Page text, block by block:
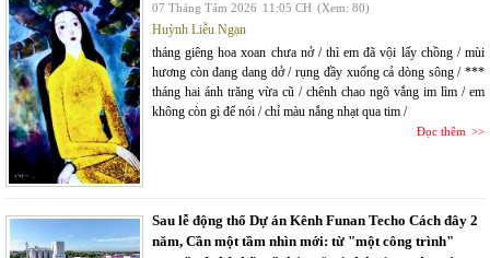
07 Tháng Tám 2026 11:05 CH (Xem: 80)
Huỳnh Liễu Ngạn
tháng giêng hoa xoan chưa nở / thì em đã vội lấy chồng / mùi
hương còn đang dang dở / rụng đầy xuống cả dòng sông / ***
tháng hai ánh trăng vừa cũ / chênh chao ngõ vắng im lìm / em
không còn gì để nói / chỉ màu nắng nhạt qua tim /
Đọc thêm
Sau lễ động thổ Dự án Kênh Funan Techo Cách đây 2
năm, Cần một tầm nhìn mới: từ "một công trình"